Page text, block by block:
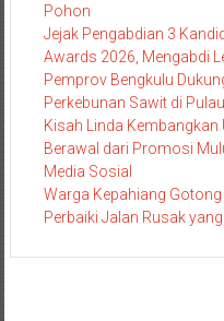
Pohon
Jejak Pengabdian 3
Awards 2026, Mengabdi
Pemprov Bengkulu
Perkebunan Sawit di
Kisah Linda Kembangkan
Berawal dari Promosi
Media Sosial
Warga Kepahiang
Perbaiki Jalan Rusak